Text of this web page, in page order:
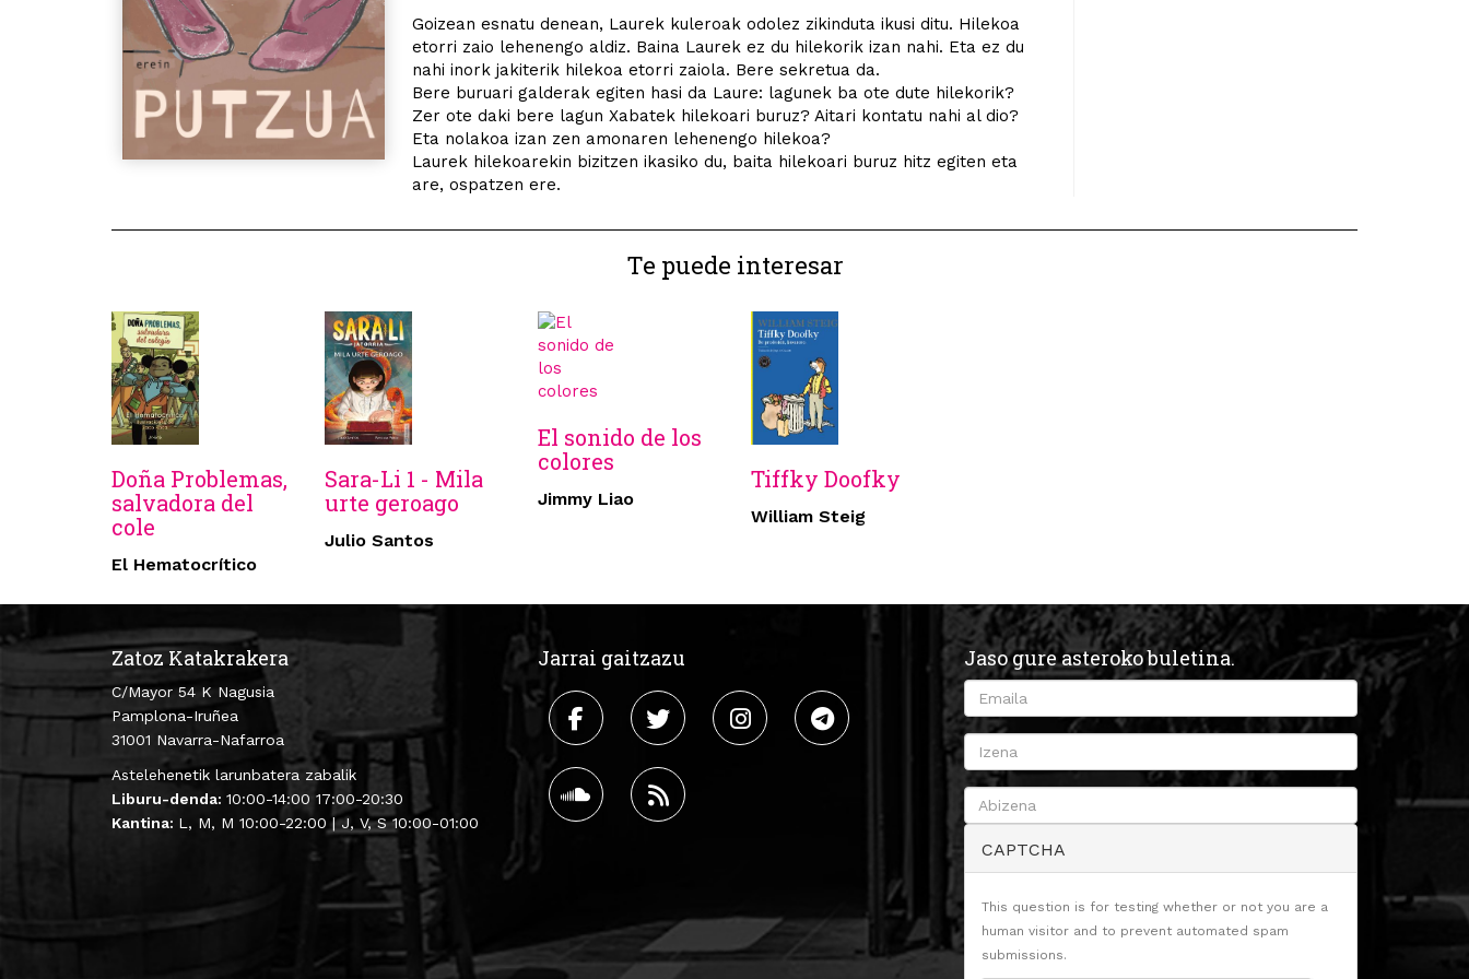
Goizean esnatu denean, Laurek kuleroak odolez zikinduta ikusi ditu. Hilekoa
etorri zaio lehenengo aldiz. Baina Laurek ez du hilekorik izan nahi. Eta ez du
nahi inork jakiterik hilekoa etorri zaiola. Bere sekretua da.
Bere buruari galderak egiten hasi da Laure: lagunek ba ote dute hilekorik?
Zer ote daki bere lagun Xabatek hilekoari buruz? Aitari kontatu nahi al dio?
Eta nolakoa izan zen amonaren lehenengo hilekoa?
Laurek hilekoarekin bizitzen ikasiko du, baita hilekoari buruz hitz egiten eta
are, ospatzen ere.
Te puede interesar
Doña Problemas,
salvadora del
cole
El Hematocrítico
Sara-Li 1 - Mila
urte geroago
Julio Santos
El sonido de los
colores
Jimmy Liao
Tiffky Doofky
William Steig
Zatoz Katakrakera
C/Mayor 54 K Nagusia
Pamplona-Iruñea
31001 Navarra-Nafarroa
Astelehenetik larunbatera zabalik
Liburu-denda: 10:00-14:00 17:00-20:30
Kantina: L, M, M 10:00-22:00 | J, V, S 10:00-01:00
Jarrai gaitzazu Jaso gure asteroko buletina.
CAPTCHA
This question is for testing whether or not you are a
human visitor and to prevent automated spam
submissions.